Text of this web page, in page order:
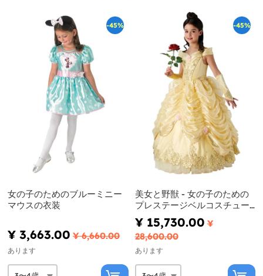
-45%
女の子のためのブルーミニー
マウスの衣装
¥ 3,663.00 ¥ 6,660.00
あります
-45%
美女と野獣 - 女の子のための
プレステージベルコスチュー
ム
¥ 15,730.00 ¥
28,600.00
あります